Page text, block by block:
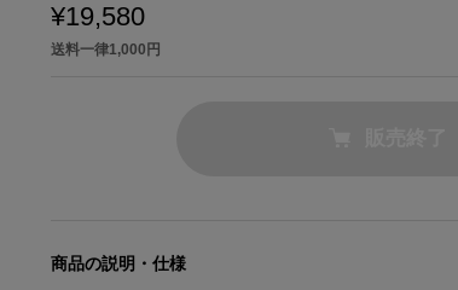
¥19,580
送料一律1,000円
商品の説明・仕様